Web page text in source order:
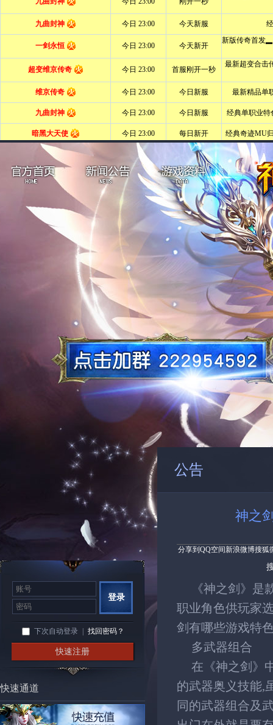
登录
下次自动登录 找回密码？
快速注册
快速通道
公告
神之
分享到 QQ空间 新浪微博搜狐
《神之剑》
职业角色供玩家
剑有哪些游戏特
多武器组合
在《神之剑》
的武器奥义技能,
同的武器组合及